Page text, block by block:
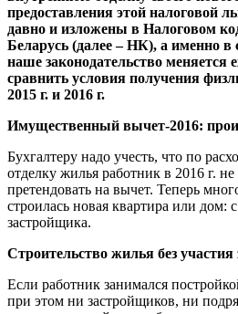
предоставления этой налоговой
давно и изложены в Налоговом
Беларусь (далее – НК), а именно в
наше законодательство меняется
сравнить условия получения
2015 г. и 2016 г.
Имущественный вычет-2016:
Бухгалтеру надо учесть, что по
отделку жилья работник в 2016 г.
претендовать на вычет. Теперь
строилась новая квартира или дом:
застройщика.
Строительство жилья без
Если работник занимался
при этом ни застройщиков, ни